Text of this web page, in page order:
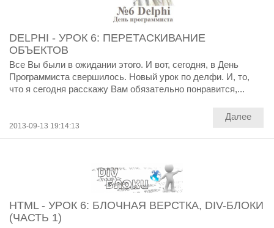
DELPHI - УРОК 6: ПЕРЕТАСКИВАНИЕ
ОБЪЕКТОВ
Все Вы были в ожидании этого. И вот, сегодня, в День
Программиста свершилось. Новый урок по делфи. И, то,
что я сегодня расскажу Вам обязательно понравится,...
2013-09-13 19:14:13
Далее
HTML - УРОК 6: БЛОЧНАЯ ВЕРСТКА, DIV-БЛОКИ
(ЧАСТЬ 1)